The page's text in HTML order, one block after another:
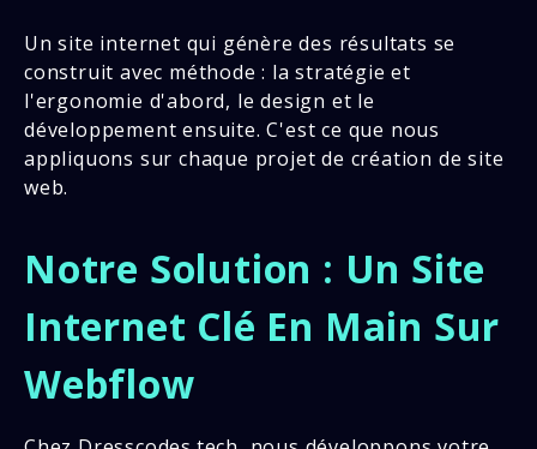
Un site internet qui génère des résultats se
construit avec méthode : la stratégie et
l'ergonomie d'abord, le design et le
développement ensuite. C'est ce que nous
appliquons sur chaque projet de création de site
web.
Notre Solution : Un Site
Internet Clé En Main Sur
Webflow